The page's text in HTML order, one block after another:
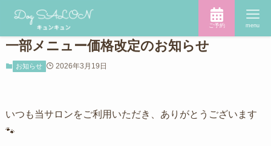
ご予約 menu
一部メニュー価格改定のお知らせ
お知らせ 2026年3月19日
いつも当サロンをご利用いただき、ありがとうございます
🐾